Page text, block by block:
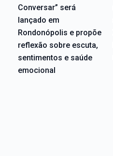
Conversar” será
lançado em
Rondonópolis e propõe
reflexão sobre escuta,
sentimentos e saúde
emocional